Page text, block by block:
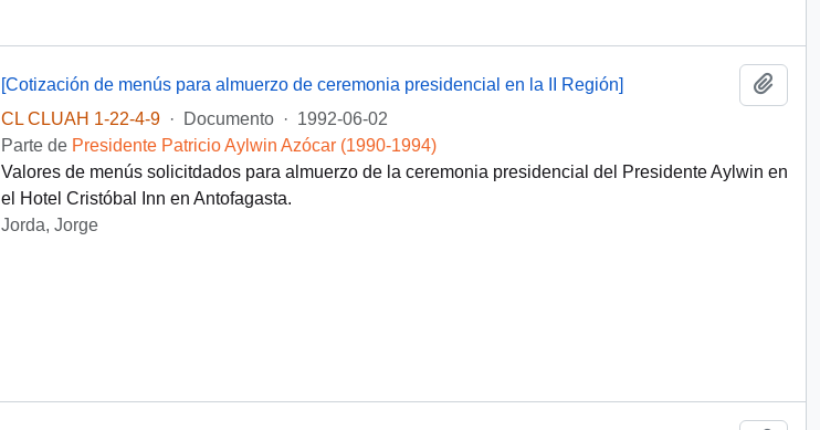
[Cotización de menús para almuerzo de ceremonia presidencial en la II Región]
CL CLUAH 1-22-4-9
· Documento · 1992-06-02
Parte de Presidente Patricio Aylwin Azócar (1990-1994)
Valores de menús solicitdados para almuerzo de la ceremonia presidencial del Presidente Aylwin en
el Hotel Cristóbal Inn en Antofagasta.
Jorda, Jorge